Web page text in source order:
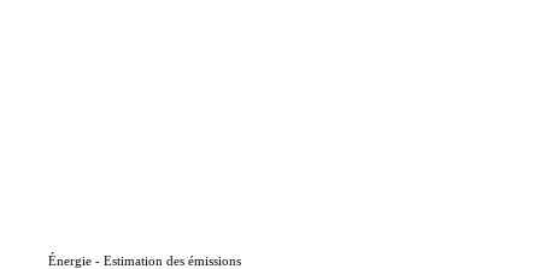
Énergie - Estimation des émissions